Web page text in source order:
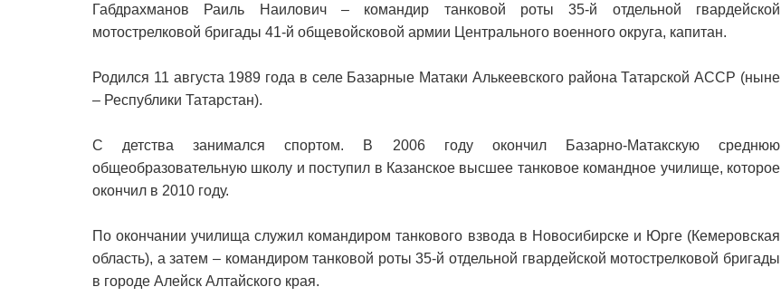
Габдрахманов Раиль Наилович – командир танковой роты 35-й отдельной гвардейской
мотострелковой бригады 41-й общевойсковой армии Центрального военного округа, капитан.
Родился 11 августа 1989 года в селе Базарные Матаки Алькеевского района Татарской АССР (ныне
– Республики Татарстан).
С детства занимался спортом. В 2006 году окончил Базарно-Матакскую среднюю
общеобразовательную школу и поступил в Казанское высшее танковое командное училище, которое
окончил в 2010 году.
По окончании училища служил командиром танкового взвода в Новосибирске и Юрге (Кемеровская
область), а затем – командиром танковой роты 35-й отдельной гвардейской мотострелковой бригады
в городе Алейск Алтайского края.